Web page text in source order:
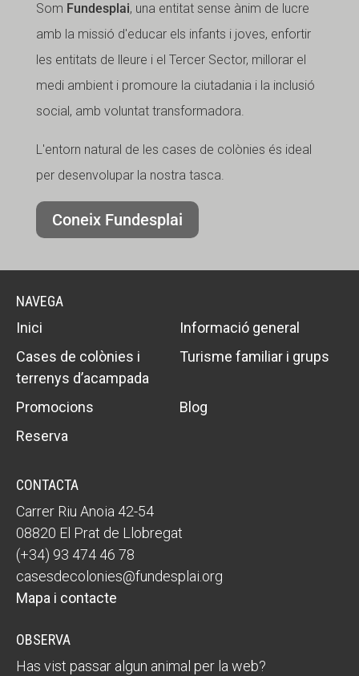
Som Fundesplai, una entitat sense ànim de lucre
amb la missió d'educar els infants i joves, enfortir
les entitats de lleure i el Tercer Sector, millorar el
medi ambient i promoure la ciutadania i la inclusió
social, amb voluntat transformadora.
L'entorn natural de les cases de colònies és ideal
per desenvolupar la nostra tasca.
Coneix Fundesplai
NAVEGA
Inici
Informació general
Cases de colònies i
terrenys d’acampada
Turisme familiar i grups
Promocions
Blog
Reserva
CONTACTA
Carrer Riu Anoia 42-54
08820 El Prat de Llobregat
(+34) 93 474 46 78
casesdecolonies@fundesplai.org
Mapa i contacte
OBSERVA
Has vist passar algun animal per la web?